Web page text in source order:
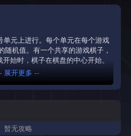
元上进行。每个单元在每个游戏
机值。有一个共享的游戏棋子，
始时，棋子在棋盘的中心开始。
展开更多 --
暂无攻略